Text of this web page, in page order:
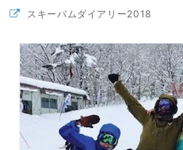
スキーバムダイアリー2018